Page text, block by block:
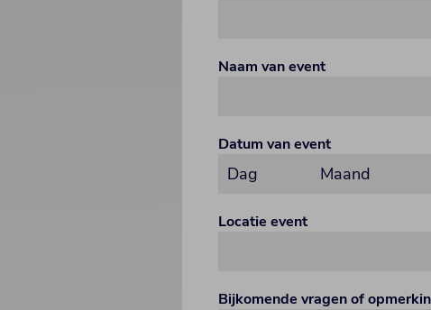
Naam van event
Datum van event
Locatie event
Bijkomende vragen of